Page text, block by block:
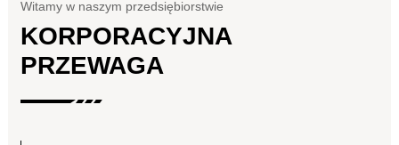
Witamy w naszym przedsiębiorstwie
KORPORACYJNA
PRZEWAGA